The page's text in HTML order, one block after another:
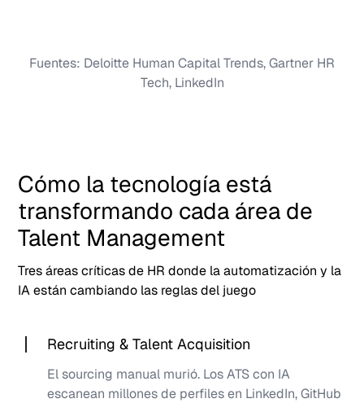
Fuentes: Deloitte Human Capital Trends, Gartner HR
Tech, LinkedIn
Cómo la tecnología está
transformando cada área de
Talent Management
Tres áreas críticas de HR donde la automatización y la
IA están cambiando las reglas del juego
Recruiting & Talent Acquisition
El sourcing manual murió. Los ATS con IA
escanean millones de perfiles en LinkedIn, GitHub